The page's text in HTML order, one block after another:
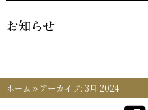
お知らせ
ホーム » アーカイブ: 3月 2024